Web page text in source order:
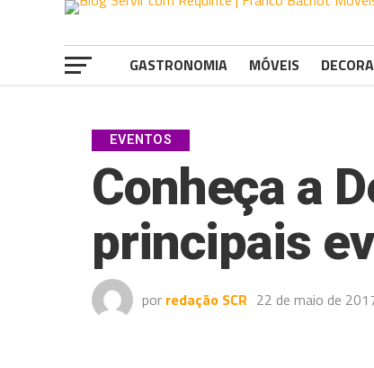
GASTRONOMIA MÓVEIS
EVENTOS
Conheça a
principais
por redação SCR 22 de maio de